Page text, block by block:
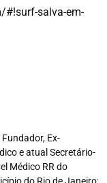
salva-em-
Ex-
e atual Secretário-
Médico RR do